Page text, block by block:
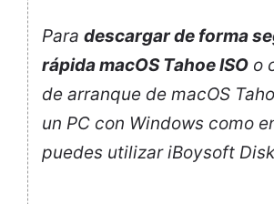
Para descargar de forma
rápida macOS Tahoe ISO o
de arranque de macOS
un PC con Windows como
puedes utilizar iBoysoft